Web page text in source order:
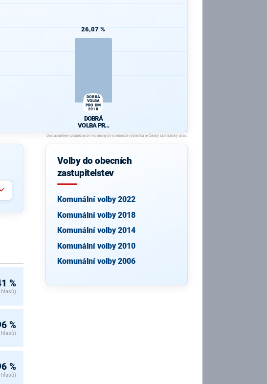
26,07 %
DOBRÁ
VOLBA
PRO DM
2018
DOBRÁ
VOLBA PRO
DM 2018
%
%
%
Volby do obecních
zastupitelstev
Komunální volby 2022
Komunální volby 2018
Komunální volby 2014
Komunální volby 2010
Komunální volby 2006